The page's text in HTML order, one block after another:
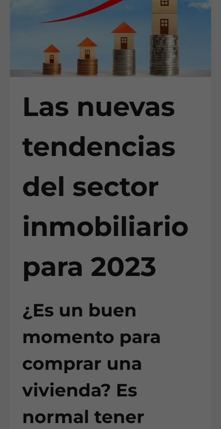
Las nuevas
tendencias
del sector
inmobiliario
para 2023
¿Es un buen
momento para
comprar una
vivienda? Es
normal tener